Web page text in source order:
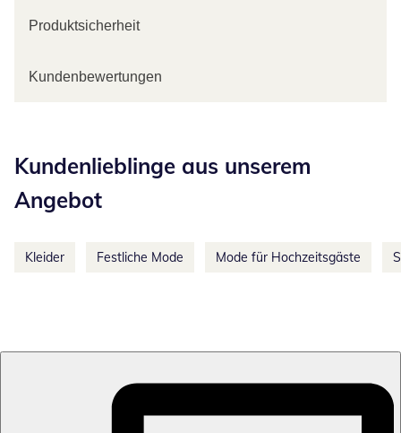
Produktsicherheit
Kundenbewertungen
Kundenlieblinge aus unserem
Angebot
Kleider Festliche Mode Mode für Hochzeitsgäste